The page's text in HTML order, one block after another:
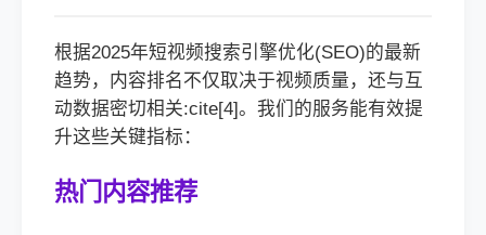
根据2025年短视频搜索引擎优化(SEO)的最新
趋势，内容排名不仅取决于视频质量，还与互
动数据密切相关:cite[4]。我们的服务能有效提
升这些关键指标：
热门内容推荐